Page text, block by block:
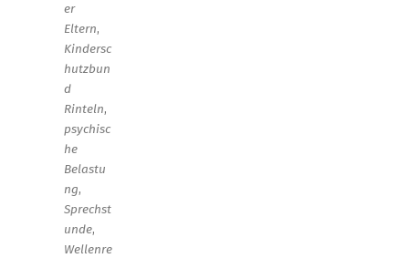
er
Eltern,
Kindersc
hutzbun
d
Rinteln,
psychisc
he
Belastu
ng,
Sprechst
unde,
Wellenre